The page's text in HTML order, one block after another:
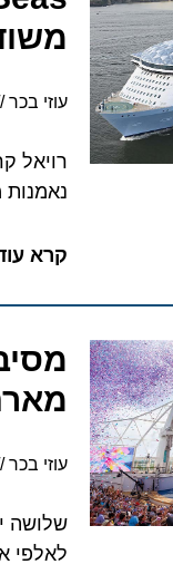
עוזי בכר 19 באפריל 2025
נאמנות
קרא עוד »
עוזי בכר 19 ביולי 2024
לאלפי